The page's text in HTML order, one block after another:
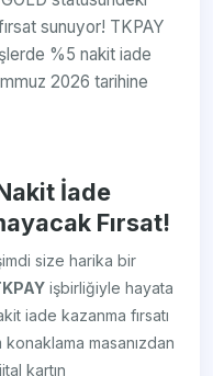
sunuyor! TKPAY
%5 nakit iade
2026 tarihine
İade
Fırsat!
size harika bir
işbirliğiyle hayata
iade kazanma fırsatı
masanızdan
kartın